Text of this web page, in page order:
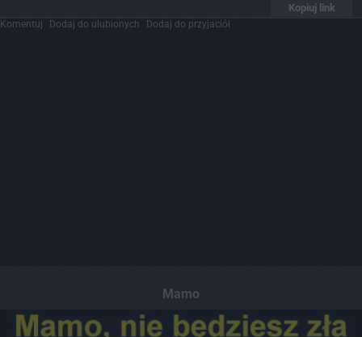
Kopiuj link
Komentuj Dodaj do ulubionych Dodaj do przyjaciół
Mamo